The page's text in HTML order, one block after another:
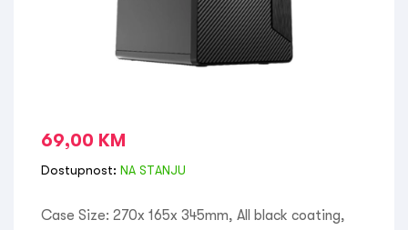
69,00 KM
Dostupnost: NA STANJU
Case Size: 270x 165x 345mm, All black coating,